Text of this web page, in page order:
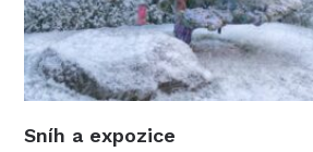
Sníh a expozice